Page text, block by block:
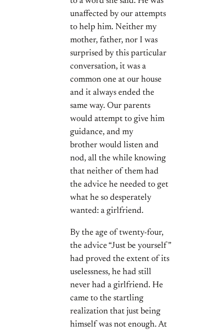
unaffected by our attempts
to help him. Neither my
mother, father, nor I was
surprised by this particular
conversation, it was a
common one at our house
and it always ended the
same way. Our parents
would attempt to give him
guidance, and my
brother would listen and
nod, all the while knowing
that neither of them had
the advice he needed to get
what he so desperately
wanted: a girlfriend.
By the age of twenty-four,
the advice “Just be yourself”
had proved the extent of its
uselessness, he had still
never had a girlfriend. He
came to the startling
realization that just being
himself was not enough. At